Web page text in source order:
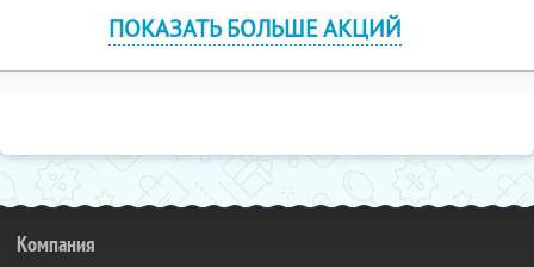
ПОКАЗАТЬ БОЛЬШЕ АКЦИЙ
Компания